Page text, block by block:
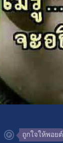
ถูกใจให้พอยต์